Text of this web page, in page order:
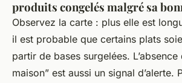
produits congelés malgré sa
Observez la carte : plus elle est
il est probable que certains plats
partir de bases surgelées.
maison” est aussi un signal d’alerte.